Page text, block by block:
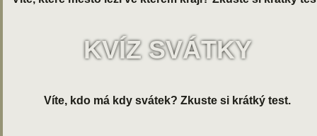
KVÍZ SVÁTKY
Víte, kdo má kdy svátek? Zkuste si krátký test.